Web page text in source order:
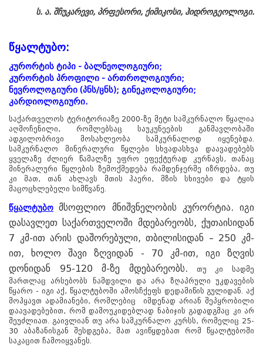
ს. ა. შჩუკარევი, პრფესორი, ქიმიკოსი, ჰიდროგეოლოგი.
წყალტუბო:
კურორტის ტიპი - ბალნეოლოგიური;
კურორტის პროფილი - ართროლოგიური;
ნევროლოგიური (პნს/ცნს); გინეკოლოგიური;
კარდიოლოგიური.
საქართველოს ტერიტორიაზე 2000-ზე მეტი სამკურნალო წყალია
აღმოჩენილი, რომლებსაც საუკუნეების განმავლობაში
ადგილობრივი მოსახლეობა სამკურნალოდ იყენებდა.
სამკურნალო მინერალური წყლები სხვადასხვა დაავადებებს
ყველაზე ძლიერ წამალზე უფრო ეფექტურად კურნავს, თანაც
მინერალური წყლების ზემოქმედება რამდენჯერმე იზრდება, თუ
კი მათ, თან ახლავს მთის ჰაერი, მზის სხივები და ტყის
მაცოცხლებელი სიმწვანე.
წყალტუბო მსოფლიო მნიშვნელობის კურორტია. იგი
დასავლეთ საქართველოში მდებარეობს, ქუთაისიდან
7 კმ-ით არის დაშორებული, თბილისიდან – 250 კმ-
ით, ხოლო შავი ზღვიდან - 70 კმ-ით, იგი ზღვის
დონიდან 95-120 მ-ზე მდებარეობს.
თუ კი სადმე
მართლაც არსებობს ნამდვილი და არა ზღაპრული უკდავების
წყარო - იგი აქ, წყალტუბოში ამოსჩქეფს დედამიწის გულიდან. აქ
მოჰყავთ ადამიანები, რომლებიც იმდენად არიან შეპყრობილი
დაავადებებით, რომ დამოუკიდებლად ნაბიჯის გადადგმაც კი არ
შეუძლიათ. გაივლიან თუ არა სამკურნალო კურსს, რომელიც 25-
30 აბაზანისგან შესდგება, მათ ავიწყდებათ რომ წყალტუბოში
საკაცით ჩამოიყვანეს.